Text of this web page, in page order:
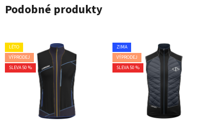
Podobné produkty
LÉTO
VÝPRODEJ
SLEVA 50 %
ZIMA
VÝPRODEJ
SLEVA 50 %